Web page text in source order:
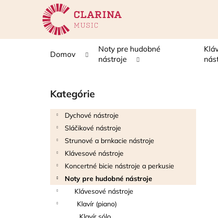
Domov
Noty pre hudobné
nástroje
Preskočiť
kategórie
Kategórie
Dychové nástroje
Sláčikové nástroje
Strunové a brnkacie nástroje
Klávesové nástroje
Koncertné bicie nástroje a perkusie
Noty pre hudobné nástroje
Klávesové nástroje
Klavír (piano)
í
Späť
do
Späť
do